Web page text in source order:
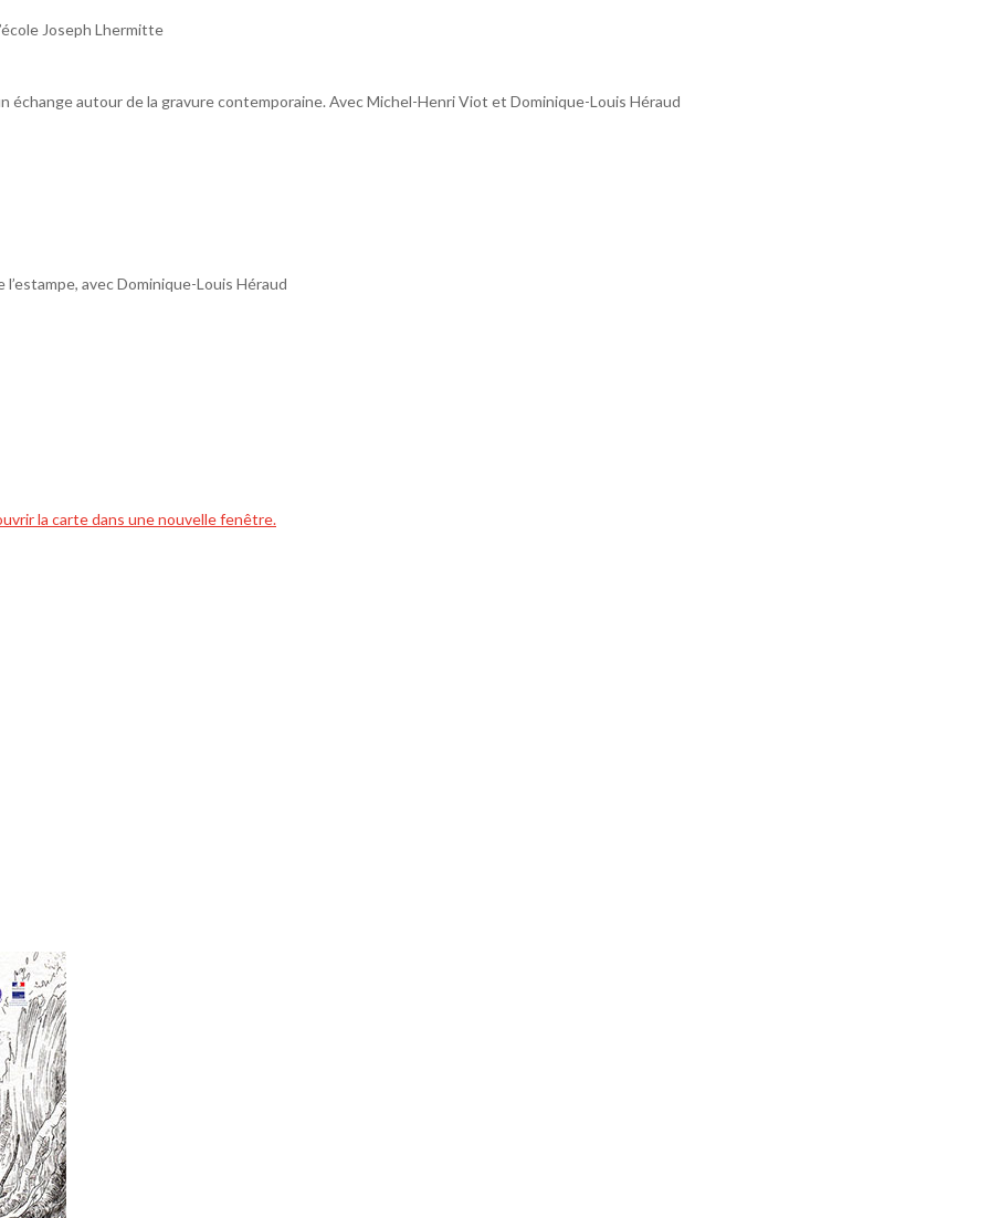
Joseph Lhermitte
échange autour de la gravure contemporaine. Avec Michel-Henri Viot et Dominique-Louis Héraud
avec Dominique-Louis Héraud
la carte dans une nouvelle fenêtre.